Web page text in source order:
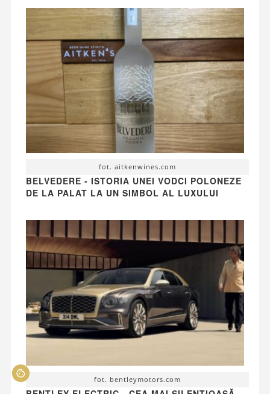
fot. aitkenwines.com
BELVEDERE - ISTORIA UNEI VODCI POLONEZE
DE LA PALAT LA UN SIMBOL AL LUXULUI
fot. bentleymotors.com